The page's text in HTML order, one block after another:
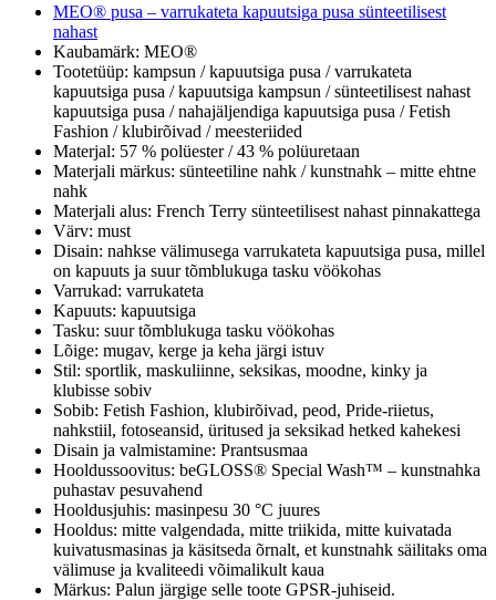
MEO® pusa – varrukateta kapuutsiga pusa sünteetilisest
nahast
Kaubamärk: MEO®
Tootetüüp: kampsun / kapuutsiga pusa / varrukateta
kapuutsiga pusa / kapuutsiga kampsun / sünteetilisest nahast
kapuutsiga pusa / nahajäljendiga kapuutsiga pusa / Fetish
Fashion / klubirõivad / meesteriided
Materjal: 57 % polüester / 43 % polüuretaan
Materjali märkus: sünteetiline nahk / kunstnahk – mitte ehtne
nahk
Materjali alus: French Terry sünteetilisest nahast pinnakattega
Värv: must
Disain: nahkse välimusega varrukateta kapuutsiga pusa, millel
on kapuuts ja suur tõmblukuga tasku vöökohas
Varrukad: varrukateta
Kapuuts: kapuutsiga
Tasku: suur tõmblukuga tasku vöökohas
Lõige: mugav, kerge ja keha järgi istuv
Stil: sportlik, maskuliinne, seksikas, moodne, kinky ja
klubisse sobiv
Sobib: Fetish Fashion, klubirõivad, peod, Pride-riietus,
nahkstiil, fotoseansid, üritused ja seksikad hetked kahekesi
Disain ja valmistamine: Prantsusmaa
Hooldussoovitus: beGLOSS® Special Wash™ – kunstnahka
puhastav pesuvahend
Hooldusjuhis: masinpesu 30 °C juures
Hooldus: mitte valgendada, mitte triikida, mitte kuivatada
kuivatusmasinas ja käsitseda õrnalt, et kunstnahk säilitaks oma
välimuse ja kvaliteedi võimalikult kaua
Märkus: Palun järgige selle toote GPSR-juhiseid.